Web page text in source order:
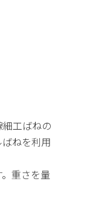
工ばねの
ねを利用
重さを量